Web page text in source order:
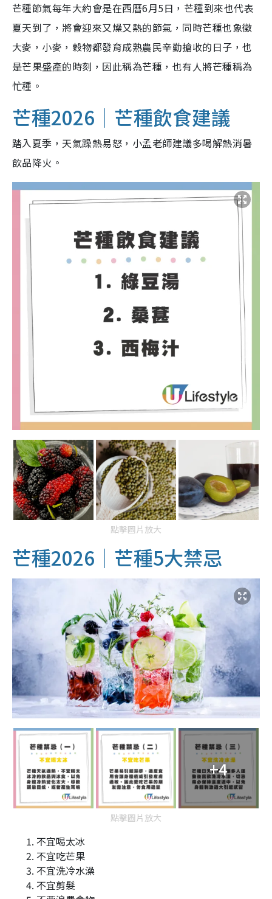
芒種節氣每年大約會是在西曆6月5日，芒種到來也代表
夏天到了，將會迎來又燥又熱的節氣，同時芒種也象徵
大麥，小麥，穀物都發育成熟農民辛勤搶收的日子，也
是芒果盛產的時刻，因此稱為芒種，也有人將芒種稱為
忙種。
芒種2026｜芒種飲食建議
踏入夏季，天氣躁熱易怒，小孟老師建議多喝解熱消暑
飲品降火。
點擊圖片放大
芒種2026｜芒種5大禁忌
+4
點擊圖片放大
不宜喝太冰
不宜吃芒果
不宜洗冷水澡
不宜剪髮